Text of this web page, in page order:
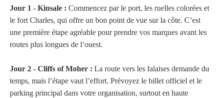
Jour 1 - Kinsale : Commencez par le port, les ruelles colorées et
le fort Charles, qui offre un bon point de vue sur la côte. C’est
une première étape agréable pour prendre vos marques avant les
routes plus longues de l’ouest.
Jour 2 - Cliffs of Moher : La route vers les falaises demande du
temps, mais l’étape vaut l’effort. Prévoyez le billet officiel et le
parking principal dans votre organisation, surtout en haute